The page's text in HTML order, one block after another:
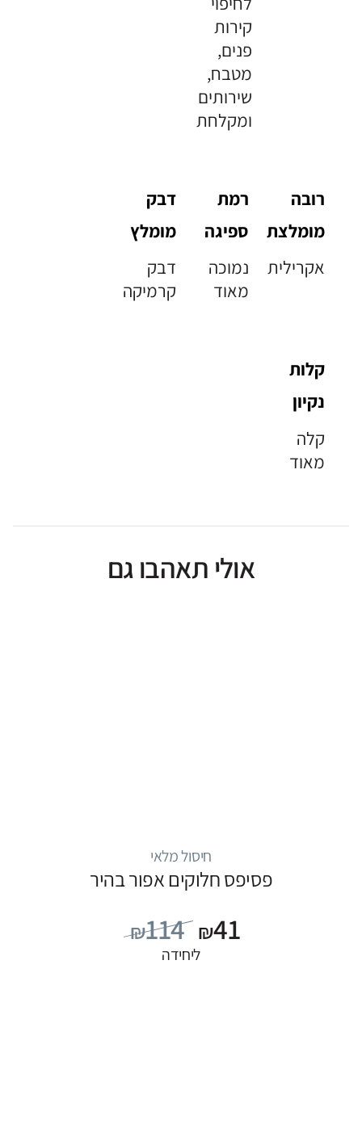
קירות
פנים,
מטבח,
שירותים
ומקלחת
רובה
מומלצת
אקרילית
רמת
ספיגה
נמוכה
מאוד
דבק
מומלץ
דבק
קרמיקה
קלות
נקיון
קלה
מאוד
אולי תאהבו גם
חיסול מלאי
פסיפס חלוקים אפור בהיר
₪114 ₪41
ליחידה